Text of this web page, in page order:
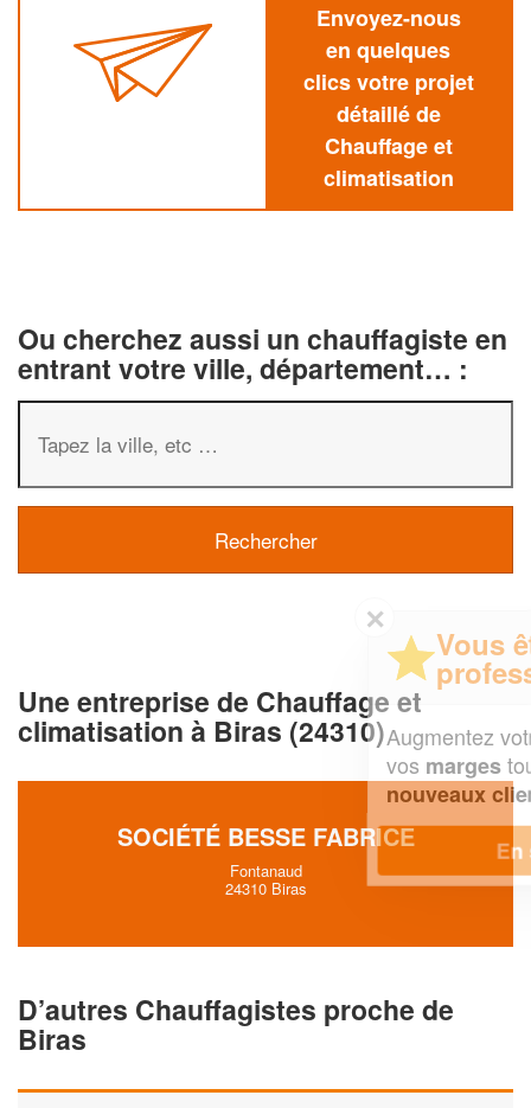
Envoyez-nous
en quelques
clics votre projet
détaillé de
Chauffage et
climatisation
Ou cherchez aussi un chauffagiste en
entrant votre ville, département… :
Une entreprise de Chauffage et
climatisation à Biras (24310)
SOCIÉTÉ BESSE FABRICE
Fontanaud
24310 Biras
D’autres Chauffagistes proche de
Biras
professionnel ?
Augmentez votrechiffre d'affaireset
tout en gagnant de
En savoir plus